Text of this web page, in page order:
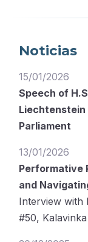
Noticias
15/01/2026
Speech of
Liechtenstein
Parliament
13/01/2026
Performative
and
Interview with
#50,